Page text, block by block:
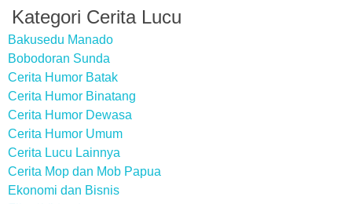
Kategori Cerita Lucu
Bakusedu Manado
Bobodoran Sunda
Cerita Humor Batak
Cerita Humor Binatang
Cerita Humor Dewasa
Cerita Humor Umum
Cerita Lucu Lainnya
Cerita Mop dan Mob Papua
Ekonomi dan Bisnis